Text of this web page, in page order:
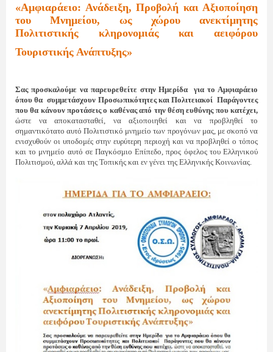
«Αμφιαράειο: Ανάδειξη, Προβολή και Αξιοποίηση
του Μνημείου, ως χώρου ανεκτίμητης
Πολιτιστικής κληρονομιάς και αειφόρου
Τουριστικής Ανάπτυξης»
Σας προσκαλούμε να παρευρεθείτε στην Ημερίδα
για το Αμφιαράειο
όπου θα συμμετάσχουν Προσωπικότητες και Πολιτειακοί Παράγοντες
που θα κάνουν προτάσεις ο καθένας από την θέση ευθύνης που κατέχει,
ώστε να αποκατασταθεί, να αξιοποιηθεί και να προβληθεί το
σημαντικότατο αυτό Πολιτιστικό μνημείο των προγόνων μας, με σκοπό να
ενισχυθούν οι υποδομές στην ευρύτερη περιοχή και να προβληθεί ο τόπος
και το μνημείο αυτό σε Παγκόσμιο Επίπεδο, προς όφελος του Ελληνικού
Πολιτισμού, αλλά και της Τοπικής και εν γένει της Ελληνικής Κοινωνίας.